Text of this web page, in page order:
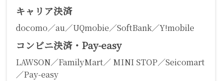
キャリア決済
docomo／au／UQmobie／SoftBank／Y!mobile
コンビニ決済・Pay-easy
LAWSON／FamilyMart／ MINI STOP／Seicomart
／Pay-easy